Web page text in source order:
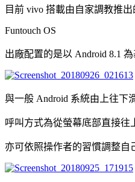
目前 vivo 搭載由自家調教推
Funtouch OS
出廠配置的是以 Android 8.1
與一般 Android 系統由上往下
呼叫方式為從螢幕底部直接往
亦可依照操作者的習慣調整自